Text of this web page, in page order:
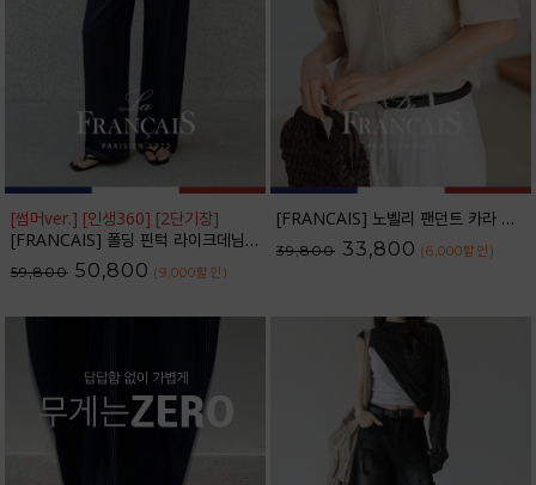
[썸머ver.] [인생360] [2단기장]
[FRANCAIS] 폴딩 핀턱 라이크데님 와이드 팬츠(여름VER.)_F6H444PT
59,800 50,800 (9,000할인 )
[FRANCAIS] 노벨리 팬던트 카라 니트 가디건_F6S254CA
39,800 33,800 (6,000할인 )